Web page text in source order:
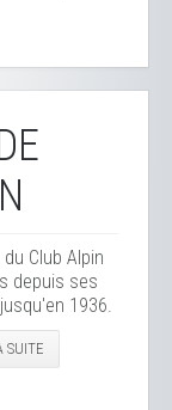
Club Alpin
depuis ses
1936.
SUITE